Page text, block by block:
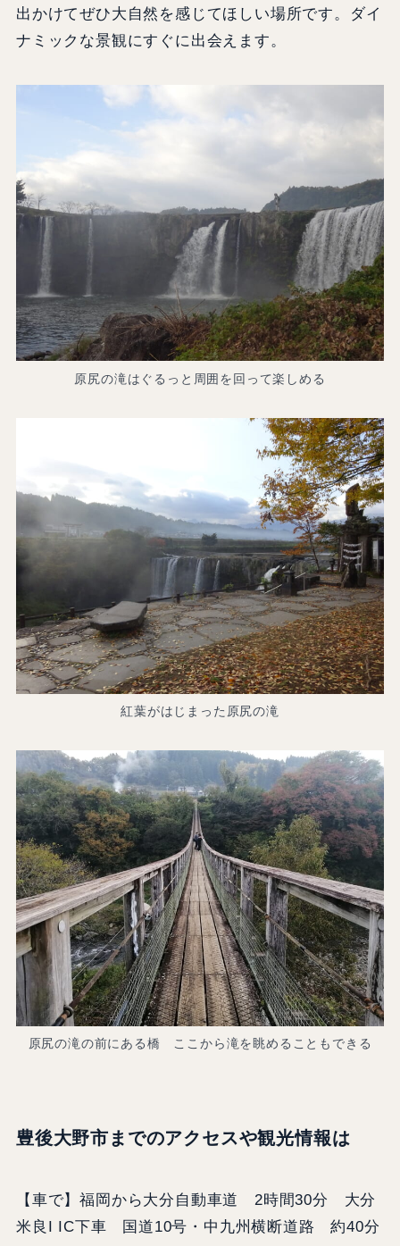
出かけてぜひ大自然を感じてほしい場所です。ダイ
ナミックな景観にすぐに出会えます。
原尻の滝はぐるっと周囲を回って楽しめる
紅葉がはじまった原尻の滝
原尻の滝の前にある橋 ここから滝を眺めることもできる
豊後大野市までのアクセスや観光情報は
【車で】福岡から大分自動車道 2時間30分 大分
米良I IC下車 国道10号・中九州横断道路 約40分